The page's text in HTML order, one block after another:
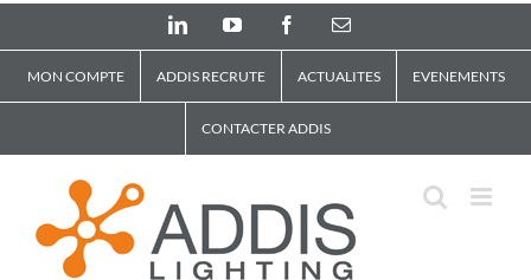
LinkedInYouTube FacebookEmail
MON COMPTE ADDIS RECRUTE ACTUALITES EVENEMENTS
CONTACTER ADDIS